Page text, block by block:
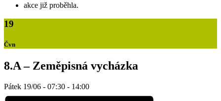
akce již proběhla.
19
Čvn
8.A – Zeměpisná vycházka
Pátek 19/06 - 07:30 - 14:00